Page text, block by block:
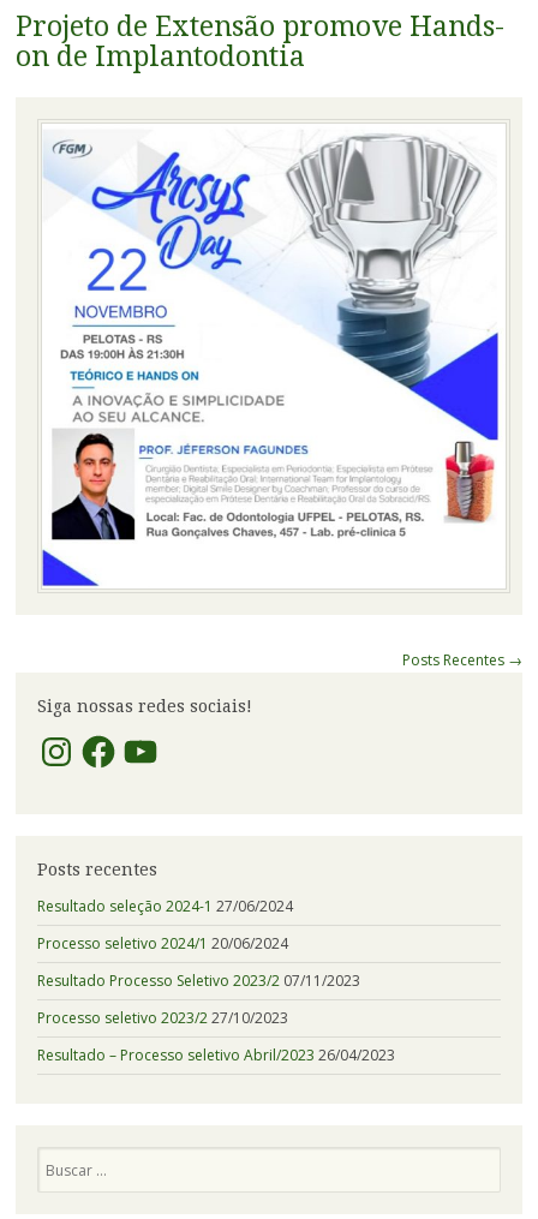
Projeto de Extensão promove Hands-
on de Implantodontia
Posts
Posts Recentes →
Siga nossas redes sociais!
InstagramFacebookYouTube
Posts recentes
Resultado seleção 2024-1 27/06/2024
Processo seletivo 2024/1 20/06/2024
Resultado Processo Seletivo 2023/2 07/11/2023
Processo seletivo 2023/227/10/2023
Resultado – Processo seletivo Abril/2023 26/04/2023